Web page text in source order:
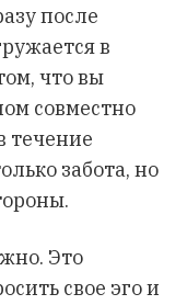
после
в
что вы
совместно
течение
забота, но
Это
свое эго и